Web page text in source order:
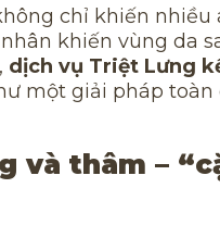
chỉ khiến
khiến vùng da
dịch vụ Triệt Lưng
một giải pháp toàn
và thâm –